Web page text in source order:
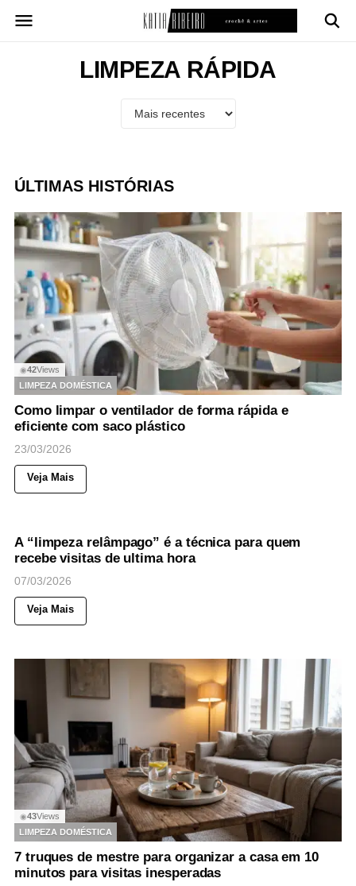
para
LIMPEZA RÁPIDA
ÚLTIMAS HISTÓRIAS
◉42Views
LIMPEZA DOMÉSTICA
Como limpar o ventilador de forma rápida e
eficiente com saco plástico
23/03/2026
Veja Mais
A “limpeza relâmpago” é a técnica para quem
recebe visitas de ultima hora
07/03/2026
Veja Mais
◉43Views
LIMPEZA DOMÉSTICA
7 truques de mestre para organizar a casa em 10
minutos para visitas inesperadas